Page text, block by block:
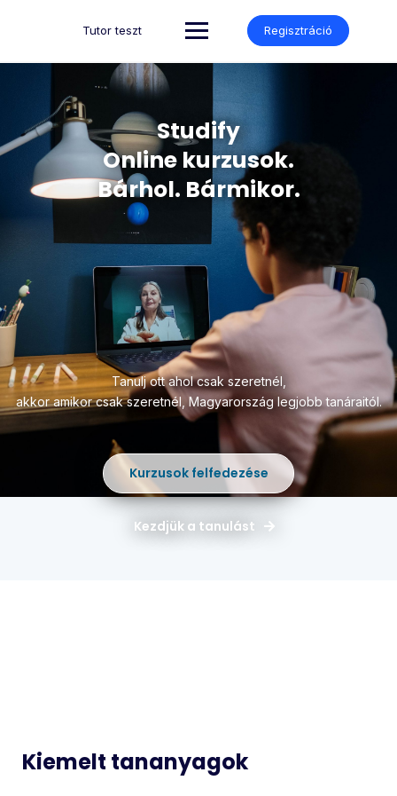
Tutor teszt Regisztráció
Studify
Online kurzusok.
Bárhol. Bármikor.
Tanulj ott ahol csak szeretnél,
akkor amikor csak szeretnél,Magyarország legjobb tanáraitól.
Kurzusok felfedezése
Kezdjük a tanulást
Kiemelt tananyagok